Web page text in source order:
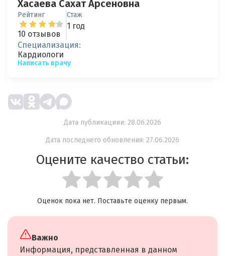
Хасаева Сахат Арсеновна
Рейтинг
10 отзывов
Стаж
1 год
Специализация:
Кардиологи
Написать врачу
Дата публикациии: 28.06.2026
Дата последнего обновления: 27.06.2026
Оцените качество статьи:
Оценок пока нет. Поставьте оценку первым.
Важно
Информация, представленная в данном